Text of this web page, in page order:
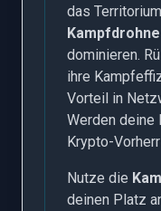
das
dominieren.
ihre
Vorteil in
Werden deine
Krypto-
Nutze die
deinen Platz